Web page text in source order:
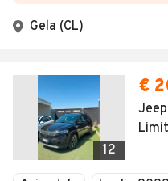
Gela (CL)
12
€